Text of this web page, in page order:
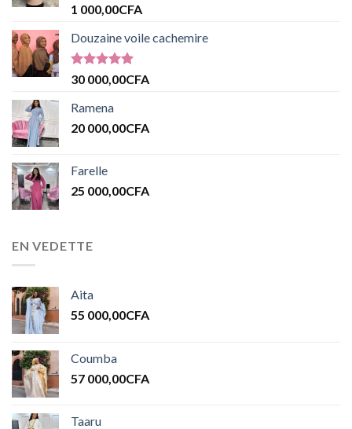
Note 5.00
1 000,00CFA
Douzaine voile cachemire
Note5.00
30 000,00CFA
Ramena
20 000,00CFA
Farelle
25 000,00CFA
EN VEDETTE
Aita
55 000,00CFA
Coumba
57 000,00CFA
Taaru